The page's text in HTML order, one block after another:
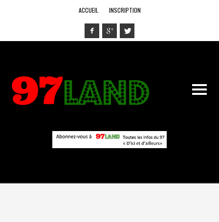
ACCUEIL INSCRIPTION